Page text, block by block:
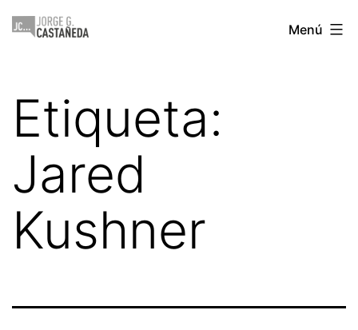
Saltar
Jorge
Menú
Etiqueta:
Jared
Kushner